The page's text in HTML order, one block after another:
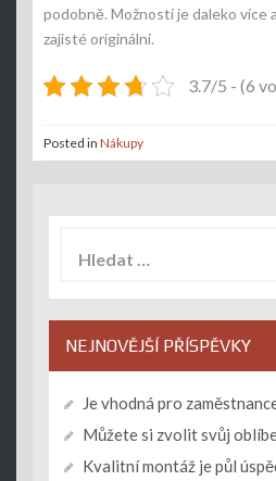
podobně. Možností je daleko více
zajisté originální.
3.7/5 - (6
Posted in Nákupy
NEJNOVĚJŠÍ PŘÍSPĚVKY
Je vhodná pro
Můžete si zvolit svůj
Kvalitní montáž je půl